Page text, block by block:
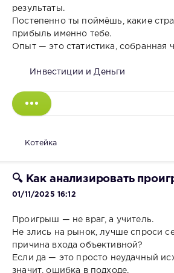
результаты.
Постепенно ты поймёшь, какие
прибыль именно тебе.
Опыт — это статистика, собранная
Инвестиции и Деньги
Котейка
🔍 Как анализировать
01/11/2025 16:12
Проигрыш — не враг, а учитель.
Не злись на рынок, лучше спроси
причина входа объективной?
Если да — это просто неудачный
значит, ошибка в подходе.